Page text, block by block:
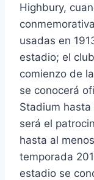
Highbury,
usadas en
estadio; el
comienzo de
se conocerá
Stadium
será el
hasta al
temporada
estadio se